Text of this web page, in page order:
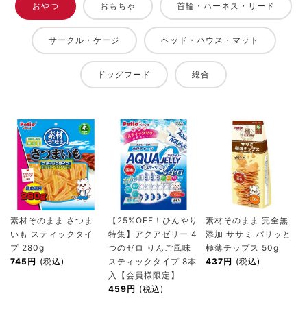
おやつ おもちゃ 首輪・ハーネス・リード
サークル・ケージ ベッド・ハウス・マット
ドッグフード 総合
素材そのまま さつま
いも スティックタイ
プ 280g
745円 (税込)
【25%OFF！ひんやり
特集】アクアゼリー 4
つのゼロ りんご風味
スティックタイプ 8本
入【会員様限定】
459円 (税込)
素材そのまま 完全無
添加 ササミ パリッと
極薄チップス 50g
437円 (税込)